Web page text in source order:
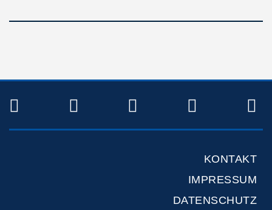
TWITTERFACEBOOKINSTAGRAM
KONTAKT
IMPRESSUM
DATENSCHUTZ